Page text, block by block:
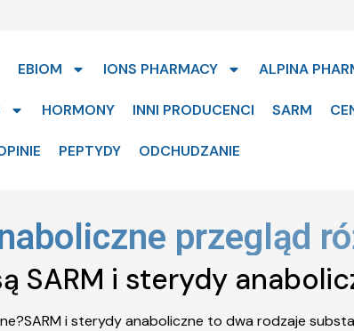
EBIOM IONS PHARMACY ALPINA
HORMONY INNI PRODUCENCI SARM
PEPTYDY ODCHUDZANIE
przegląd
SARM i sterydy
i sterydy anaboliczne to dwa rodzaje